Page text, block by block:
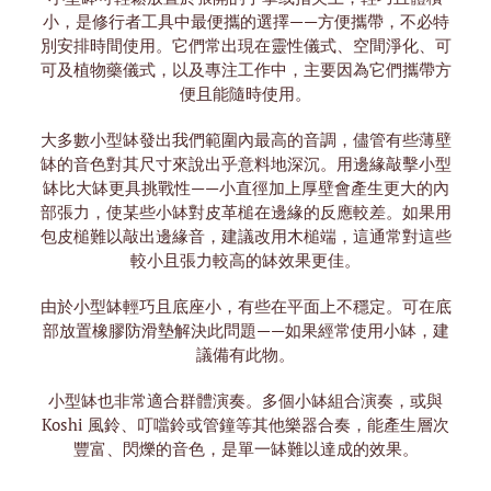
小，是修行者工具中最便攜的選擇——方便攜帶，不必特
別安排時間使用。它們常出現在靈性儀式、空間淨化、可
可及植物藥儀式，以及專注工作中，主要因為它們攜帶方
便且能隨時使用。
大多數小型缽發出我們範圍內最高的音調，儘管有些薄壁
缽的音色對其尺寸來說出乎意料地深沉。用邊緣敲擊小型
缽比大缽更具挑戰性——小直徑加上厚壁會產生更大的內
部張力，使某些小缽對皮革槌在邊緣的反應較差。如果用
包皮槌難以敲出邊緣音，建議改用木槌端，這通常對這些
較小且張力較高的缽效果更佳。
由於小型缽輕巧且底座小，有些在平面上不穩定。可在底
部放置橡膠防滑墊解決此問題——如果經常使用小缽，建
議備有此物。
小型缽也非常適合群體演奏。多個小缽組合演奏，或與
Koshi 風鈴、叮噹鈴或管鐘等其他樂器合奏，能產生層次
豐富、閃爍的音色，是單一缽難以達成的效果。